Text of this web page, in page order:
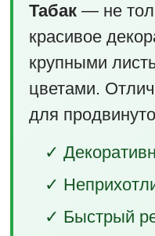
Табак— не
красивое
крупными
цветами.
для
✓
✓
✓ Быстрый